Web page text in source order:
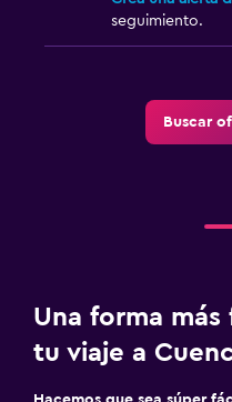
Senderismo
Salud y seguridad
Lavandería
seguimiento.
Buscar
Una forma
tu viaje a